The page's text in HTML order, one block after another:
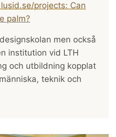
projects: Can
palm?
men också
institution vid LTH
och utbildning kopplat
teknik och